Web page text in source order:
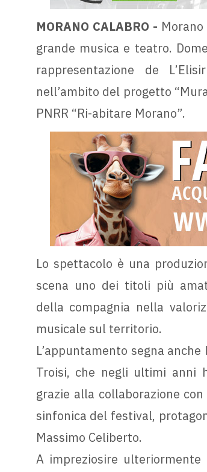
MORANO CALABRO -
grande musica e teatro.
rappresentazione de
nell’ambito del progetto
PNRR “Ri-abitare Morano”.
Lo spettacolo è una
scena uno dei titoli più
della compagnia nella
musicale sul territorio.
L’appuntamento segna
Troisi, che negli ultimi anni
grazie alla collaborazione
sinfonica del festival,
Massimo Celiberto.
A impreziosire